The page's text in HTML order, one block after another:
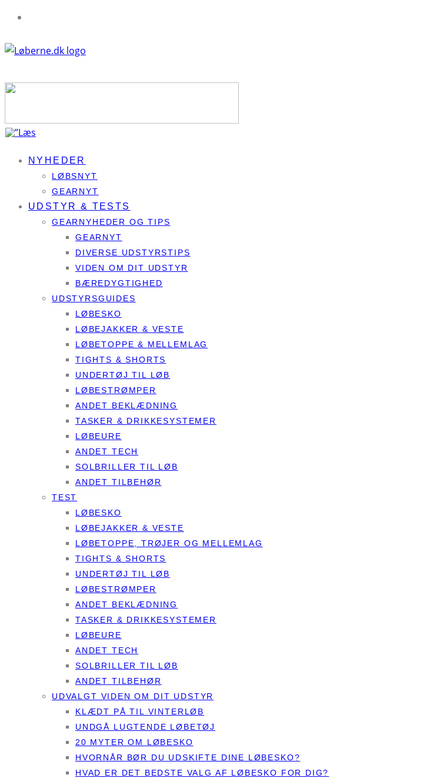
NYHEDER
LØBSNYT
GEARNYT
UDSTYR & TESTS
GEARNYHEDER OG TIPS
GEARNYT
DIVERSE UDSTYRSTIPS
VIDEN OM DIT UDSTYR
BÆREDYGTIGHED
UDSTYRSGUIDES
LØBESKO
LØBEJAKKER & VESTE
LØBETOPPE & MELLEMLAG
TIGHTS & SHORTS
UNDERTØJ TIL LØB
LØBESTRØMPER
ANDET BEKLÆDNING
TASKER & DRIKKESYSTEMER
LØBEURE
ANDET TECH
SOLBRILLER TIL LØB
ANDET TILBEHØR
TEST
LØBESKO
LØBEJAKKER & VESTE
LØBETOPPE, TRØJER OG MELLEMLAG
TIGHTS & SHORTS
UNDERTØJ TIL LØB
LØBESTRØMPER
ANDET BEKLÆDNING
TASKER & DRIKKESYSTEMER
LØBEURE
ANDET TECH
SOLBRILLER TIL LØB
ANDET TILBEHØR
UDVALGT VIDEN OM DIT UDSTYR
KLÆDT PÅ TIL VINTERLØB
UNDGÅ LUGTENDE LØBETØJ
20 MYTER OM LØBESKO
HVORNÅR BØR DU UDSKIFTE DINE LØBESKO?
HVAD ER DET BEDSTE VALG AF LØBESKO FOR DIG?